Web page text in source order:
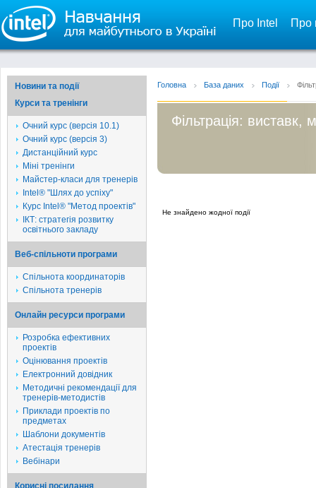
Про Intel Про
Новини та події
Курси та тренінги
Очний курс (версія 10.1)
Очний курс (версія 3)
Дистанційний курс
Міні тренінги
Майстер-класи для тренерів
Intel® "Шлях до успіху"
Курс Intel® "Метод проектів"
ІКТ: стратегія розвитку
освітнього закладу
Веб-спільноти програми
Спільнота координаторів
Спільнота тренерів
Онлайн ресурси програми
Розробка ефективних
проектів
Оцінювання проектів
Електронний довідник
Методичні рекомендації для
тренерів-методистів
Приклади проектів по
предметах
Шаблони документів
Атестація тренерів
Вебінари
Корисні посилання
Головна База даних Події
Фільтрація: виставк,
Не знайдено жодної події